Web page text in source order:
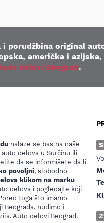
i porudžbina original
američka i
delovi Beograd.
nalaze se baš na naše
delova u Surčinu ili
da se informišete da li
povoljni, slobodno
klikom na marku
delova i pogledajte koji
toga što imamo
Beograda, nudimo i
Auto delovi Beograd.